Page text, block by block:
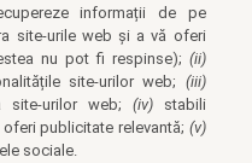
informații de pe
site-urile web și a vă oferi
nu pot fi respinse); (ii)
site-urilor web; (iii)
site-urilor web; (iv)stabili
publicitate relevantă; (v)
sociale.